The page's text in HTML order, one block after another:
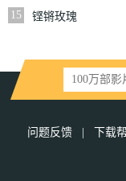
15
铿锵玫瑰
问题反馈 下载